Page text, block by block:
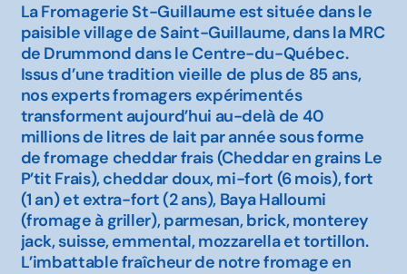
La Fromagerie St-Guillaume est située dans le
paisible village de Saint-Guillaume, dans la MRC
de Drummond dans le Centre-du-Québec.
Issus d’une tradition vieille de plus de 85 ans,
nos experts fromagers expérimentés
transforment aujourd’hui au-delà de 40
millions de litres de lait par année sous forme
de fromage cheddar frais (Cheddar en grains Le
P’tit Frais), cheddar doux, mi-fort (6 mois), fort
(1 an) et extra-fort (2 ans), Baya Halloumi
(fromage à griller), parmesan, brick, monterey
jack, suisse, emmental, mozzarella et tortillon.
L’imbattable fraîcheur de notre fromage en